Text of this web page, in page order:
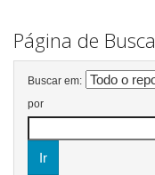
Página de Busca
Buscar em:
por